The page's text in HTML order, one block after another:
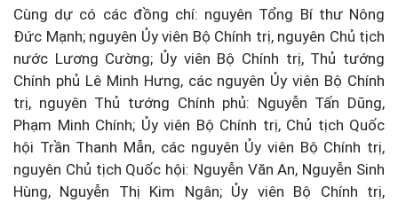
Cùng dự có các đồng chí: nguyên Tổng Bí thư Nông
Đức Mạnh; nguyên Ủy viên Bộ Chính trị, nguyên Chủ tịch
nước Lương Cường; Ủy viên Bộ Chính trị, Thủ tướng
Chính phủ Lê Minh Hưng, các nguyên Ủy viên Bộ Chính
trị, nguyên Thủ tướng Chính phủ: Nguyễn Tấn Dũng,
Phạm Minh Chính; Ủy viên Bộ Chính trị, Chủ tịch Quốc
hội Trần Thanh Mẫn, các nguyên Ủy viên Bộ Chính trị,
nguyên Chủ tịch Quốc hội: Nguyễn Văn An, Nguyễn Sinh
Hùng, Nguyễn Thị Kim Ngân; Ủy viên Bộ Chính trị,